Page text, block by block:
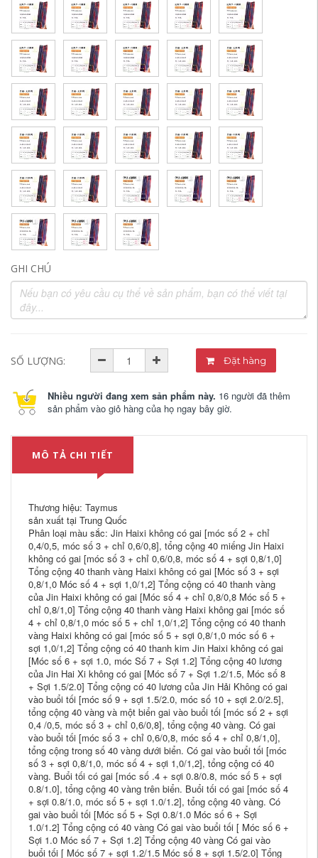
GHI CHÚ
SỐ LƯỢNG: Đặt hàng
Nhiều người đang xem sản phẩm này. 16 người đã thêm
sản phẩm vào giỏ hàng của họ ngay bây giờ.
MÔ TẢ CHI TIẾT
Thương hiệu: Taymus
sản xuất tại Trung Quốc
Phân loại màu sắc: Jin Haixi không có gai [móc số 2 + chỉ
0,4/0,5, móc số 3 + chỉ 0,6/0,8], tổng cộng 40 miếng Jin Haixi
không có gai [móc số 3 + chỉ 0,6/0,8, móc số 4 + sợi 0,8/1,0]
Tổng cộng 40 thanh vàng Haixi không có gai [Móc số 3 + sợi
0,8/1,0 Móc số 4 + sợi 1,0/1,2] Tổng cộng có 40 thanh vàng
của Jin Haixi không có gai [Móc số 4 + chỉ 0,8/0,8 Móc số 5 +
chỉ 0,8/1,0] Tổng cộng 40 thanh vàng Haixi không gai [móc số
4 + chỉ 0,8/1,0 móc số 5 + chỉ 1,0/1,2] Tổng cộng có 40 thanh
vàng Haixi không có gai [móc số 5 + sợi 0,8/1,0 móc số 6 +
sợi 1,0/1,2] Tổng cộng có 40 thanh kim Jin Haixi không có gai
[Móc số 6 + sợi 1.0, móc Số 7 + Sợi 1.2] Tổng cộng 40 lương
của Jin Hai Xi không có gai [Móc số 7 + Sợi 1.2/1.5, Móc số 8
+ Sợi 1.5/2.0] Tổng cộng có 40 lương của Jin Hải Không có gai
vào buổi tối [móc số 9 + sợi 1.5/2.0, móc số 10 + sợi 2.0/2.5],
tổng cộng 40 vàng và một biển gai vào buổi tối [móc số 2 + sợi
0,4 /0,5, móc số 3 + chỉ 0,6/0,8], tổng cộng 40 vàng. Có gai
vào buổi tối [móc số 3 + chỉ 0,6/0,8, móc số 4 + chỉ 0,8/1,0],
tổng cộng trong số 40 vàng dưới biển. Có gai vào buổi tối [móc
số 3 + sợi 0,8/1,0, móc số 4 + sợi 1,0/1,2], tổng cộng có 40
vàng. Buổi tối có gai [móc số .4 + sợi 0.8/0.8, móc số 5 + sợi
0.8/1.0], tổng cộng 40 vàng trên biển. Buổi tối có gai [móc số 4
+ sợi 0.8/1.0, móc số 5 + sợi 1.0/1.2], tổng cộng 40 vàng. Có
gai vào buổi tối [Móc số 5 + Sợi 0.8/1.0 Móc số 6 + Sợi
1.0/1.2] Tổng cộng có 40 vàng Có gai vào buổi tối [ Móc số 6 +
Sợi 1.0 Móc số 7 + Sợi 1.2] Tổng cộng 40 vàng Có gai vào
buổi tối [ Móc số 7 + sợi 1.2/1.5 Móc số 8 + sợi 1.5/2.0] Tổng